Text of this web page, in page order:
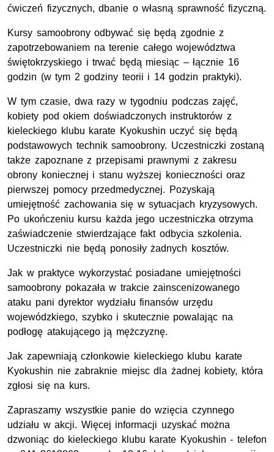
ćwiczeń fizycznych, dbanie o własną sprawność fizyczną.
Kursy samoobrony odbywać się będą zgodnie z
zapotrzebowaniem na terenie całego województwa
świętokrzyskiego i trwać będą miesiąc – łącznie 16
godzin (w tym 2 godziny teorii i 14 godzin praktyki).
W tym czasie, dwa razy w tygodniu podczas zajęć,
kobiety pod okiem doświadczonych instruktorów z
kieleckiego klubu karate Kyokushin uczyć się będą
podstawowych technik samoobrony. Uczestniczki zostaną
także zapoznane z przepisami prawnymi z zakresu
obrony koniecznej i stanu wyższej konieczności oraz
pierwszej pomocy przedmedycznej. Pozyskają
umiejętność zachowania się w sytuacjach kryzysowych.
Po ukończeniu kursu każda jego uczestniczka otrzyma
zaświadczenie stwierdzające fakt odbycia szkolenia.
Uczestniczki nie będą ponosiły żadnych kosztów.
Jak w praktyce wykorzystać posiadane umiejętności
samoobrony pokazała w trakcie zainscenizowanego
ataku pani dyrektor wydziału finansów urzędu
wojewódzkiego, szybko i skutecznie powalając na
podłogę atakującego ją mężczyznę.
Jak zapewniają członkowie kieleckiego klubu karate
Kyokushin nie zabraknie miejsc dla żadnej kobiety, która
zgłosi się na kurs.
Zapraszamy wszystkie panie do wzięcia czynnego
udziału w akcji. Więcej informacji uzyskać można
dzwoniąc do kieleckiego klubu karate Kyokushin - telefon